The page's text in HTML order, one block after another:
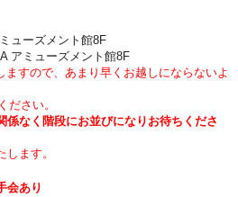
ューズメント館8F
アミューズメント館8F
すので、あまり早くお越しにならないよ
ださい。
係なく階段にお並びになりお待ちくださ
ます。
会あり